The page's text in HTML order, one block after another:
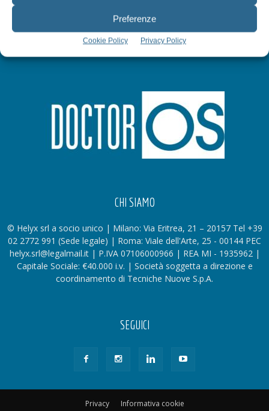
Preferenze
Cookie Policy Privacy Policy
CHI SIAMO
© Helyx srl a socio unico | Milano: Via Eritrea, 21 – 20157 Tel +39
02 2772 991 (Sede legale) | Roma: Viale dell'Arte, 25 - 00144 PEC
helyx.srl@legalmail.it | P.IVA 07106000966 | REA MI - 1935962 |
Capitale Sociale: €40.000 i.v. | Società soggetta a direzione e
coordinamento di Tecniche Nuove S.p.A.
SEGUICI
Privacy Informativa cookie